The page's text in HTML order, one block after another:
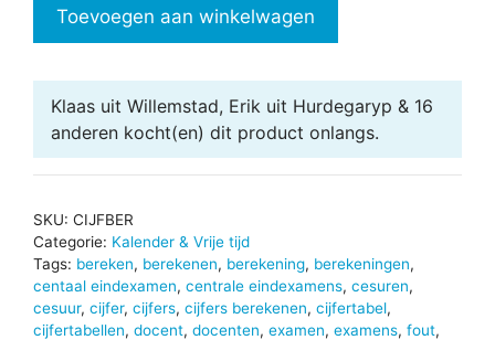
aantal
Toevoegen aan winkelwagen
Klaas uit Willemstad, Erik uit Hurdegaryp & 16
anderen kocht(en) dit product onlangs.
SKU: CIJFBER
Categorie: Kalender & Vrije tijd
Tags: bereken, berekenen, berekening, berekeningen,
centaal eindexamen, centrale eindexamens, cesuren,
cesuur, cijfer, cijfers, cijfers berekenen, cijfertabel,
cijfertabellen, docent, docenten, examen, examens, fout,